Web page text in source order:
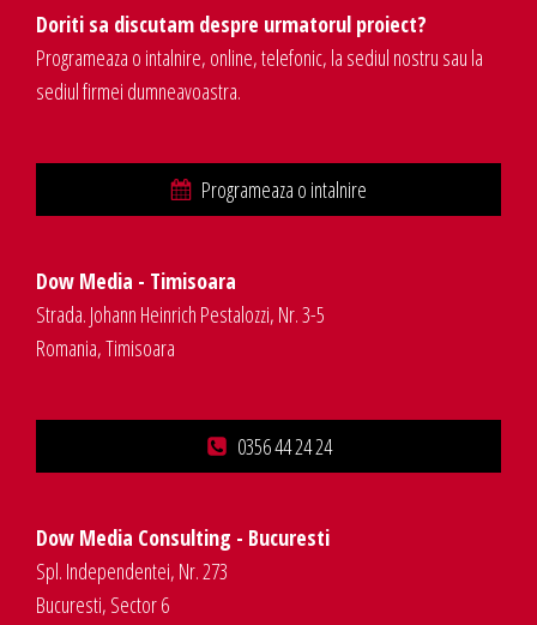
Doriti sa discutam despre urmatorul proiect?
Programeaza o intalnire, online, telefonic, la sediul nostru sau la
sediul firmei dumneavoastra.
Programeaza o intalnire
Dow Media - Timisoara
Strada. Johann Heinrich Pestalozzi, Nr. 3-5
Romania, Timisoara
0356 44 24 24
Dow Media Consulting - Bucuresti
Spl. Independentei, Nr. 273
Bucuresti, Sector 6